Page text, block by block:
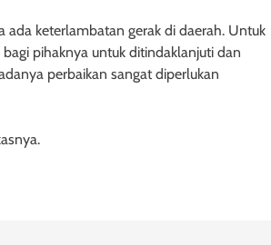
ada keterlambatan gerak di daerah. Untuk
pihaknya untuk ditindaklanjuti dan
perbaikan sangat diperlukan